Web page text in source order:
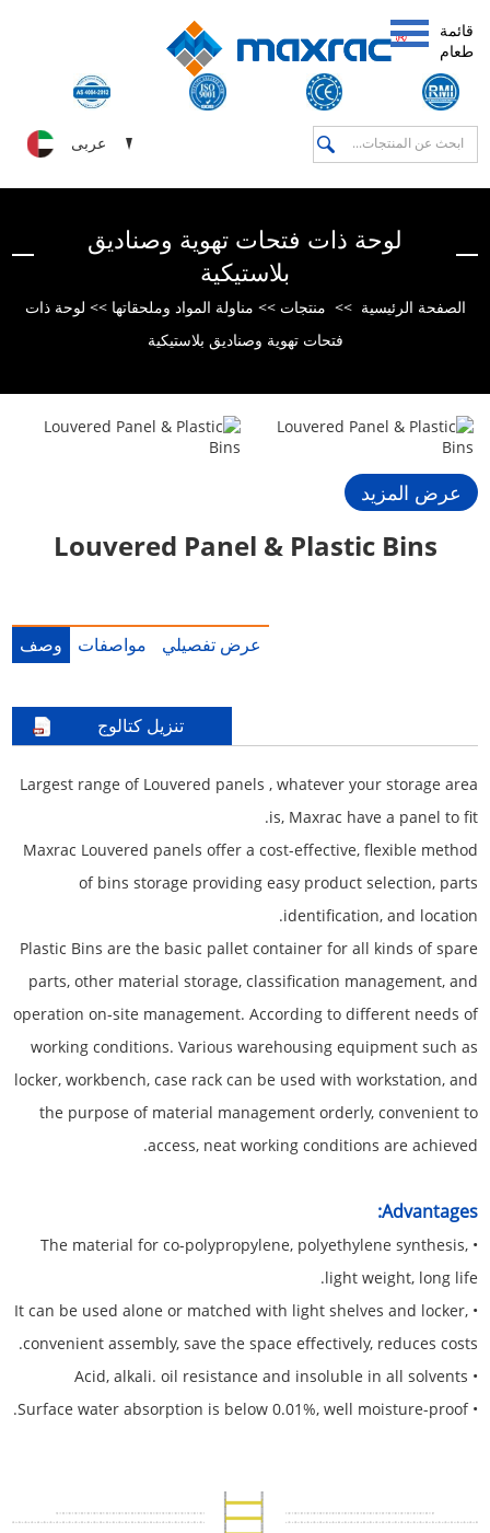
قائمة
طعام
عربى
لوحة ذات فتحات تهوية وصناديق
بلاستيكية
الصفحة الرئيسية >> منتجات >> مناولة المواد وملحقاتها >> لوحة ذات
فتحات تهوية وصناديق بلاستيكية
عرض المزيد
Louvered Panel & Plastic Bins
وصف مواصفات عرض تفصيلي
تنزيل كتالوج
Largest range of Louvered panels , whatever your storage area
is, Maxrac have a panel to fit.
Maxrac Louvered panels offer a cost-effective, flexible method
of bins storage providing easy product selection, parts
identification, and location.
Plastic Bins are the basic pallet container for all kinds of spare
parts, other material storage, classification management, and
operation on-site management. According to different needs of
working conditions. Various warehousing equipment such as
locker, workbench, case rack can be used with workstation, and
the purpose of material management orderly, convenient to
access, neat working conditions are achieved.
Advantages:
• The material for co-polypropylene, polyethylene synthesis,
light weight, long life.
• It can be used alone or matched with light shelves and locker,
convenient assembly, save the space effectively, reduces costs.
• Acid, alkali. oil resistance and insoluble in all solvents
• Surface water absorption is below 0.01%, well moisture-proof.